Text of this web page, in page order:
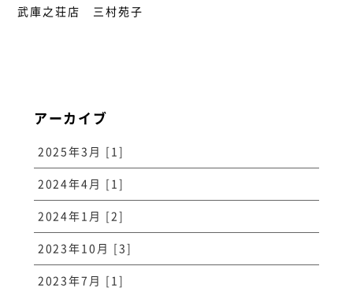
武庫之荘店 三村苑子
アーカイブ
2025年3月 [1]
2024年4月 [1]
2024年1月 [2]
2023年10月 [3]
2023年7月 [1]